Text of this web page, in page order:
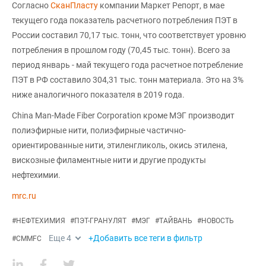
СогласноСканПласту компании Маркет Репорт, в мае
текущего года показатель расчетного потребления ПЭТ в
России составил 70,17 тыс. тонн, что соответствует уровню
потребления в прошлом году (70,45 тыс. тонн). Всего за
период январь - май текущего года расчетное потребление
ПЭТ в РФ составило 304,31 тыс. тонн материала. Это на 3%
ниже аналогичного показателя в 2019 года.
China Man-Made Fiber Corporation кроме МЭГ производит
полиэфирные нити, полиэфирные частично-
ориентированные нити, этиленгликоль, окись этилена,
вискозные филаментные нити и другие продукты
нефтехимии.
mrc.ru
#НЕФТЕХИМИЯ #ПЭТ-ГРАНУЛЯТ #МЭГ #ТАЙВАНЬ #НОВОСТЬ
#CMMFC Еще4 +Добавить все теги в фильтр